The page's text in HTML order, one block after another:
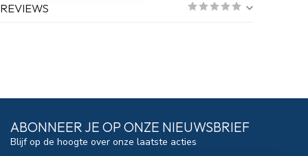
REVIEWS
ABONNEER JE OP ONZE NIEUWSBRIEF
Blijf op de hoogte over onze laatste acties